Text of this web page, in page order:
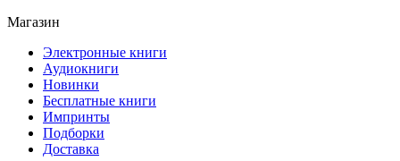
Магазин
Электронные книги
Аудиокниги
Новинки
Бесплатные книги
Импринты
Подборки
Доставка